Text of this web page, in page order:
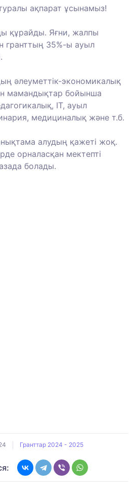
ақпарат ұсынамыз!
құрайды. Яғни, жалпы
гранттың 35%-ы ауыл
әлеуметтік-экономикалық
мамандықтар бойынша
IT, ауыл
медициналық және т.б.
алудың қажеті жоқ.
орналасқан мектепті
болады.
Гранттар 2024 - 2025